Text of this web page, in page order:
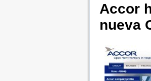
Accor
nueva